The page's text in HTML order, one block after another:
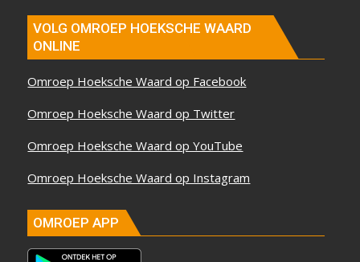
VOLG OMROEP HOEKSCHE WAARD
ONLINE
Omroep Hoeksche Waard op Facebook
Omroep Hoeksche Waard op Twitter
Omroep Hoeksche Waard op YouTube
Omroep Hoeksche Waard op Instagram
OMROEP APP